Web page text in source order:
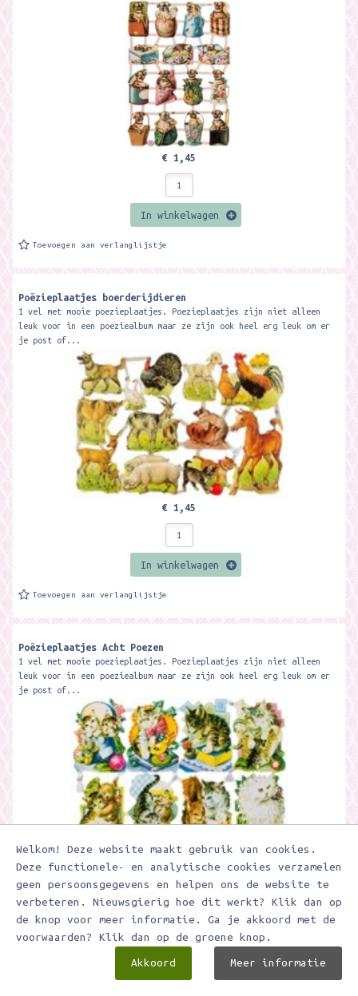
Welkom! Deze website maakt gebruik van cookies.
Deze functionele- en analytische cookies verzamelen
geen persoonsgegevens en helpen ons de website te
verbeteren. Nieuwsgierig hoe dit werkt? Klik dan op
de knop voor meer informatie. Ga je akkoord met de
voorwaarden? Klik dan op de groene knop.
Akkoord Meer informatie
€ 1,45
In winkelwagen
Toevoegen aan verlanglijstje
Poëzieplaatjes boerderijdieren
1 vel met mooie poezieplaatjes. Poezieplaatjes zijn niet alleen
leuk voor in een poeziealbum maar ze zijn ook heel erg leuk om er
je post of...
€ 1,45
In winkelwagen
Toevoegen aan verlanglijstje
Poëzieplaatjes Acht Poezen
1 vel met mooie poezieplaatjes. Poezieplaatjes zijn niet alleen
leuk voor in een poeziealbum maar ze zijn ook heel erg leuk om er
je post of...
€ 1,45
In winkelwagen
Toevoegen aan verlanglijstje